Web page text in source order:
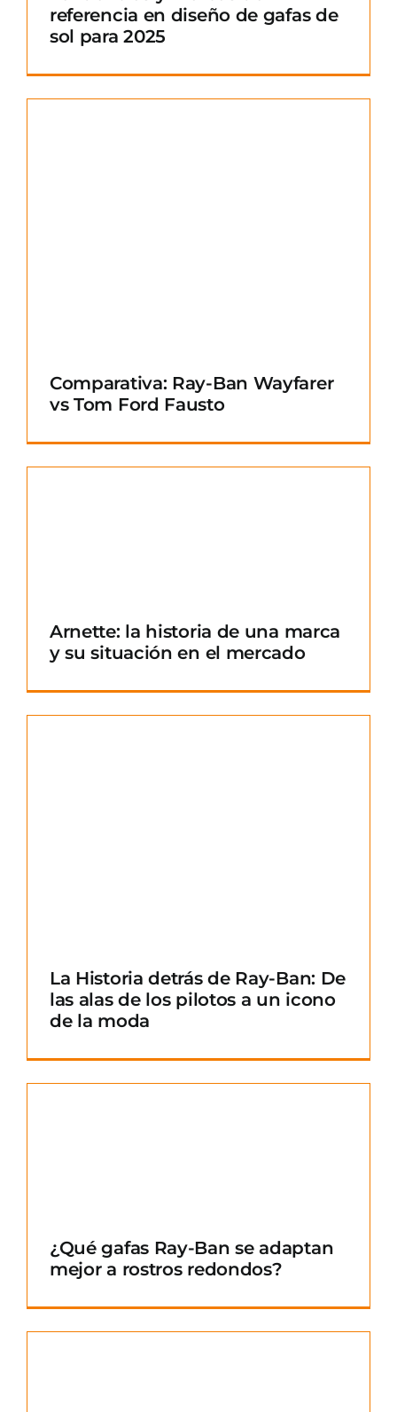
referencia en diseño de gafas de
sol para 2025
Comparativa: Ray-Ban Wayfarer
vs Tom Ford Fausto
Arnette: la historia de una marca
y su situación en el mercado
La Historia detrás de Ray-Ban: De
las alas de los pilotos a un icono
de la moda
¿Qué gafas Ray-Ban se adaptan
mejor a rostros redondos?